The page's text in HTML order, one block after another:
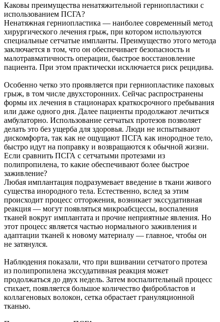
Каковы преимущества ненатяжительной герниопластики с
использованием ПСГА?
Ненатяжная герниопластика — наиболее современный метод
хирургического лечения грыж, при котором используются
специальные сетчатые импланты. Преимущество этого метода
заключается в том, что он обеспечивает безопасность и
малотравматичность операции, быстрое восстановление
пациента. При этом практически исключается риск рецидива.
Особенно четко это проявляется при герниопластике паховых
грыж, в том числе двухсторонних. Сейчас распространены
формы их лечения в стационарах краткосрочного пребывания
или даже одного дня. Далее пациенты продолжают лечиться
амбулаторно. Использование сетчатых протезов позволяет
делать это без ущерба для здоровья. Люди не испытывают
дискомфорта, так как не ощущают ПСГА как инородное тело,
быстро идут на поправку и возвращаются к обычной жизни.
Если сравнить ПСГА с сетчатыми протезами из
полипропилена, то какие обеспечивают более быстрое
заживление?
Любая имплантация подразумевает введение в ткани живого
существа инородного тела. Естественно, вслед за этим
происходит процесс отторжения, возникает экссудативная
реакция — могут появляться микроабсцессы, воспаления
тканей вокруг имплантата и прочие неприятные явления. Но
этот процесс является частью нормального заживления и
адаптации тканей к новому материалу — главное, чтобы он
не затянулся.
Наблюдения показали, что при вшивании сетчатого протеза
из полипропилена экссудативная реакция может
продолжаться до двух недель. Затем воспалительный процесс
стихает, появляется большое количество фибробластов и
коллагеновых волокон, сетка обрастает грануляционной
тканью.